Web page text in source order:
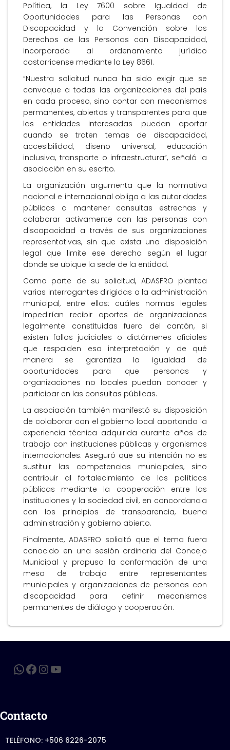
Política, la Ley 7600 sobre Igualdad de
Oportunidades para las Personas con
Discapacidad y la Convención sobre los
Derechos de las Personas con Discapacidad,
incorporada al ordenamiento jurídico
costarricense mediante la Ley 8661.
“Nuestra solicitud nunca ha sido exigir que se
convoque a todas las organizaciones del país
en cada proceso, sino contar con mecanismos
permanentes, abiertos y transparentes para que
las entidades interesadas puedan aportar
cuando se traten temas de discapacidad,
accesibilidad, diseño universal, educación
inclusiva, transporte o infraestructura”, señaló la
asociación en su escrito.
La organización argumenta que la normativa
nacional e internacional obliga a las autoridades
públicas a mantener consultas estrechas y
colaborar activamente con las personas con
discapacidad a través de sus organizaciones
representativas, sin que exista una disposición
legal que limite ese derecho según el lugar
donde se ubique la sede de la entidad.
Como parte de su solicitud, ADASFRO plantea
varias interrogantes dirigidas a la administración
municipal, entre ellas: cuáles normas legales
impedirían recibir aportes de organizaciones
legalmente constituidas fuera del cantón, si
existen fallos judiciales o dictámenes oficiales
que respalden esa interpretación y de qué
manera se garantiza la igualdad de
oportunidades para que personas y
organizaciones no locales puedan conocer y
participar en las consultas públicas.
La asociación también manifestó su disposición
de colaborar con el gobierno local aportando la
experiencia técnica adquirida durante años de
trabajo con instituciones públicas y organismos
internacionales. Aseguró que su intención no es
sustituir las competencias municipales, sino
contribuir al fortalecimiento de las políticas
públicas mediante la cooperación entre las
instituciones y la sociedad civil, en concordancia
con los principios de transparencia, buena
administración y gobierno abierto.
Finalmente, ADASFRO solicitó que el tema fuera
conocido en una sesión ordinaria del Concejo
Municipal y propuso la conformación de una
mesa de trabajo entre representantes
municipales y organizaciones de personas con
discapacidad para definir mecanismos
permanentes de diálogo y cooperación.
Contacto
TELÉFONO: +506 6226-2075